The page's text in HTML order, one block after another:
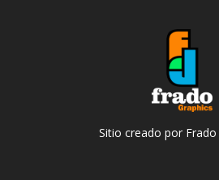
Sitio creado por Frado